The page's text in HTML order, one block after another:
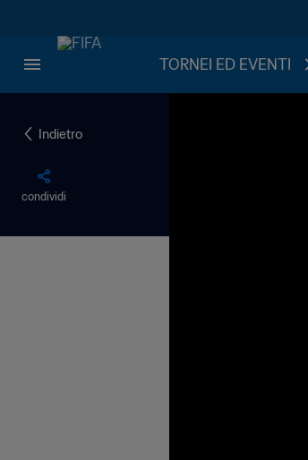
TORNEI ED EVENTI
Indietro
condividi